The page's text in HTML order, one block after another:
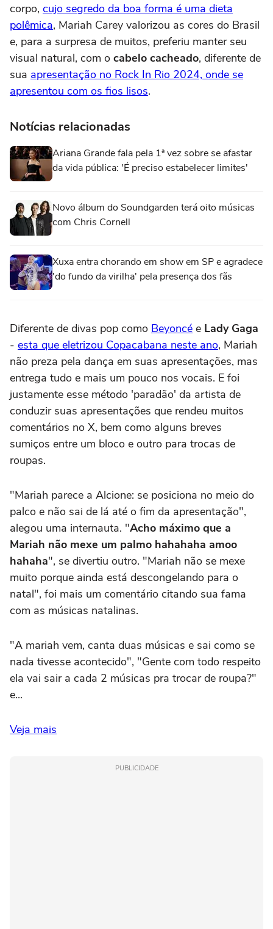
corpo, cujo segredo da boa forma é uma dieta
polêmica, Mariah Carey valorizou as cores do Brasil
e, para a surpresa de muitos, preferiu manter seu
visual natural, com o cabelo cacheado, diferente de
sua apresentação no Rock In Rio 2024, onde se
apresentou com os fios lisos.
Notícias relacionadas
Ariana Grande fala pela 1ª vez sobre se afastar
da vida pública: 'É preciso estabelecer limites'
Novo álbum do Soundgarden terá oito músicas
com Chris Cornell
Xuxa entra chorando em show em SP e agradece
'do fundo da virilha' pela presença dos fãs
Diferente de divas pop como Beyoncé e Lady Gaga
- esta que eletrizou Copacabana neste ano, Mariah
não preza pela dança em suas apresentações, mas
entrega tudo e mais um pouco nos vocais. E foi
justamente esse método 'paradão' da artista de
conduzir suas apresentações que rendeu muitos
comentários no X, bem como alguns breves
sumiços entre um bloco e outro para trocas de
roupas.
"Mariah parece a Alcione: se posiciona no meio do
palco e não sai de lá até o fim da apresentação",
alegou uma internauta. "Acho máximo que a
Mariah não mexe um palmo hahahaha amoo
hahaha", se divertiu outro. "Mariah não se mexe
muito porque ainda está descongelando para o
natal", foi mais um comentário citando sua fama
com as músicas natalinas.
"A mariah vem, canta duas músicas e sai como se
nada tivesse acontecido", "Gente com todo respeito
ela vai sair a cada 2 músicas pra trocar de roupa?"
e...
Veja mais
PUBLICIDADE